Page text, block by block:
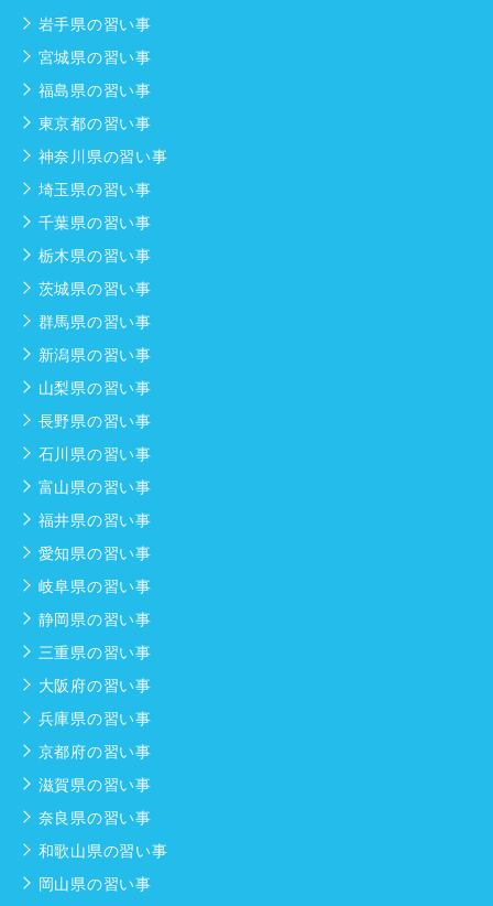
岩手県の習い事
宮城県の習い事
福島県の習い事
東京都の習い事
神奈川県の習い事
埼玉県の習い事
千葉県の習い事
栃木県の習い事
茨城県の習い事
群馬県の習い事
新潟県の習い事
山梨県の習い事
長野県の習い事
石川県の習い事
富山県の習い事
福井県の習い事
愛知県の習い事
岐阜県の習い事
静岡県の習い事
三重県の習い事
大阪府の習い事
兵庫県の習い事
京都府の習い事
滋賀県の習い事
奈良県の習い事
和歌山県の習い事
岡山県の習い事